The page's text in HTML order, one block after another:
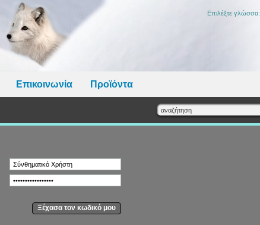
Επιλέξτε γλώσσα:
Επικοινωνία Προϊόντα
Ξέχασα τον κωδικό μου